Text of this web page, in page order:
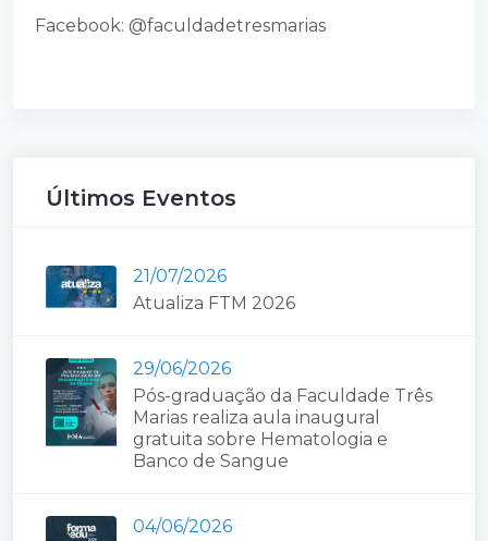
Facebook: @faculdadetresmarias
Últimos Eventos
21/07/2026
Atualiza FTM 2026
29/06/2026
Pós-graduação da Faculdade Três
Marias realiza aula inaugural
gratuita sobre Hematologia e
Banco de Sangue
04/06/2026